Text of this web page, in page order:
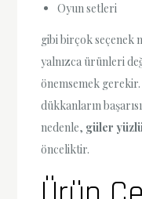
Oyun setleri
gibi birçok seçenek
yalnızca ürünleri
önemsemek
dükkanların
nedenle, güler
önceliktir.